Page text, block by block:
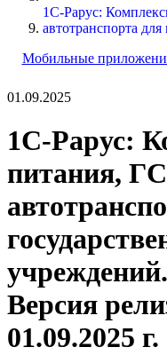
1С-Рарус:
автотранспорта
Мобильные
01.09.2025
1С-Рарус:
питания,
учреждений.
Версия
01.09.2025 г.